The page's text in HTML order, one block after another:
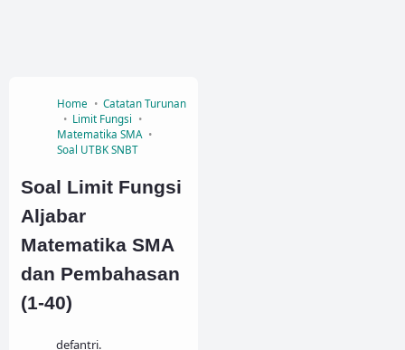
Home
Catatan Turunan
Limit Fungsi
Matematika SMA
Soal UTBK SNBT
Soal Limit Fungsi
Aljabar
Matematika SMA
dan Pembahasan
(1-40)
defantri.